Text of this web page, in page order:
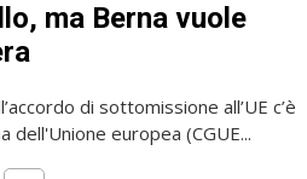
ma Berna vuole
di sottomissione all’UE c’è
dell'Unione europea (CGUE...